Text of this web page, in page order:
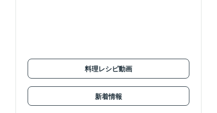
料理レシピ動画
新着情報